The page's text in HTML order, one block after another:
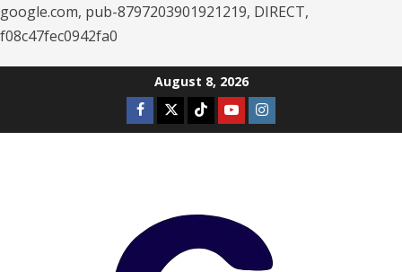
google.com, pub-8797203901921219, DIRECT,
f08c47fec0942fa0
August 8, 2026
Facebook
TwitterTiktokYoutubeInstagram